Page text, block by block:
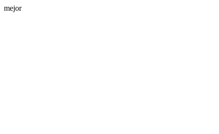
mejor